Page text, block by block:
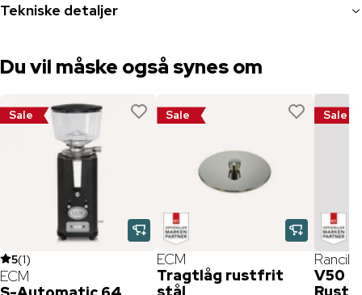
Tekniske detaljer
Du vil måske også synes om
Sale
5(1)
ECM
Sale
ECM
Tragtlåg rustfrit
stål
Sale
Rancilio
V50